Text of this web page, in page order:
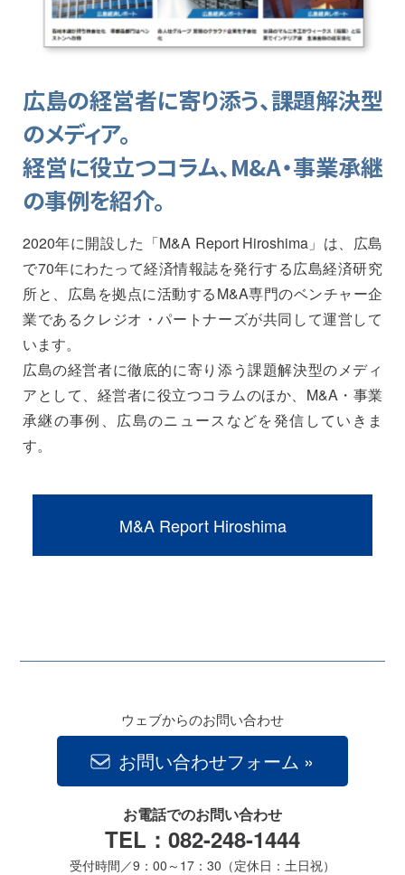
広島の経営者に寄り添う、課題解決型
のメディア。
経営に役立つコラム、M&A・事業承継
の事例を紹介。
2020年に開設した「M&A Report Hiroshima」は、広島
で70年にわたって経済情報誌を発行する広島経済研究
所と、広島を拠点に活動するM&A専門のベンチャー企
業であるクレジオ・パートナーズが共同して運営して
います。
広島の経営者に徹底的に寄り添う課題解決型のメディ
アとして、経営者に役立つコラムのほか、M&A・事業
承継の事例、広島のニュースなどを発信していきま
す。
M&A Report Hiroshima
ウェブからのお問い合わせ
お問い合わせフォーム
お電話でのお問い合わせ
TEL：082-248-1444
受付時間／9：00～17：30（定休日：土日祝）